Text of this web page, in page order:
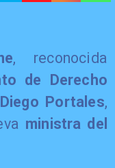
, reconocida
de Derecho
Portales,
ministra del